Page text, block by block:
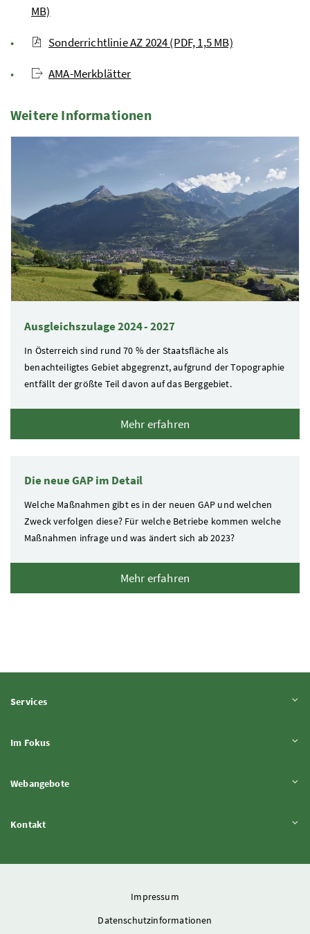
MB)
Sonderrichtlinie AZ 2024 (PDF, 1,5 MB)
AMA-Merkblätter
Weitere Informationen
Ausgleichszulage 2024 - 2027
In Österreich sind rund 70 % der Staatsfläche als
benachteiligtes Gebiet abgegrenzt, aufgrund der Topographie
entfällt der größte Teil davon auf das Berggebiet.
Mehr erfahren
Die neue GAP im Detail
Welche Maßnahmen gibt es in der neuen GAP und welchen
Zweck verfolgen diese? Für welche Betriebe kommen welche
Maßnahmen infrage und was ändert sich ab 2023?
Mehr erfahren
ServicesInhalt aufklappen
Im FokusInhalt aufklappen
WebangeboteInhalt aufklappen
KontaktInhalt aufklappen
Impressum
Datenschutzinformationen